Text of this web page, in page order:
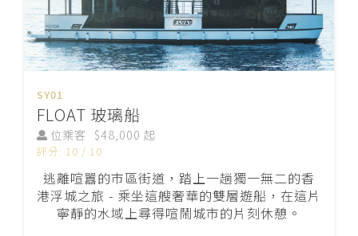
SY01
FLOAT 玻璃船
位乘客 $48,000 起
評分: 10 / 10
逃離喧囂的市區街道，踏上一趟獨一無二的香
港浮城之旅 - 乘坐這艘奢華的雙層遊船，在這片
寧靜的水域上尋得喧鬧城市的片刻休憩。